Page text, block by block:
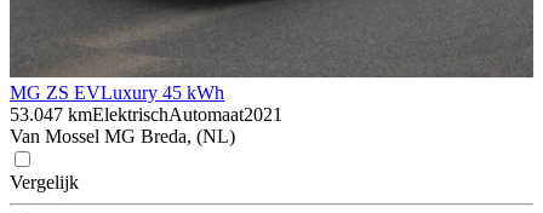
MG ZS EVLuxury 45 kWh
53.047 kmElektrischAutomaat2021
Van Mossel MG Breda, (NL)
Vergelijk